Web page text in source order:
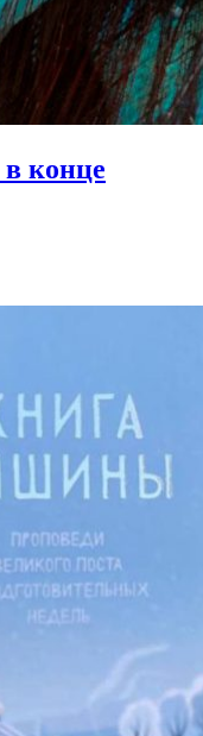
в конце